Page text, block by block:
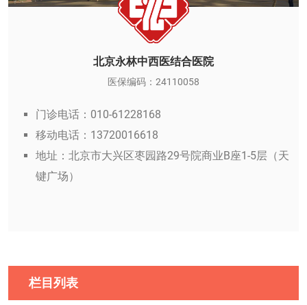
北京永林中西医结合医院
医保编码：24110058
门诊电话：010-61228168
移动电话：13720016618
地址：北京市大兴区枣园路29号院商业B座1-5层（天
键广场）
栏目列表